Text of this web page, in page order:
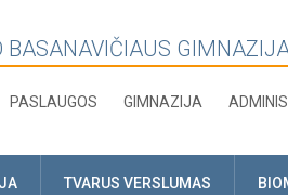
BASANAVIČIAUS
PASLAUGOS GIMNAZIJA
TVARUS VERSLUMAS